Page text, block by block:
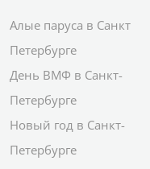
Алые паруса в Санкт
Петербурге
День ВМФ в Санкт-
Петербурге
Новый год в Санкт-
Петербурге